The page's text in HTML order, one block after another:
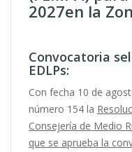
2027en la
Convocatoria
EDLPs:
Con fecha 10 de
número 154 la
Consejería de Medio
que se aprueba la